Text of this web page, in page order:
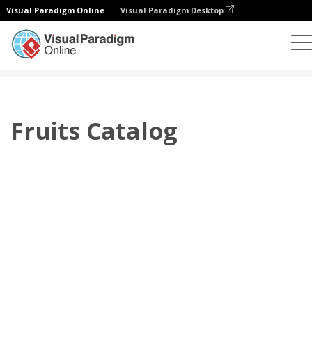
Visual Paradigm Online Visual Paradigm Desktop
Fruits Catalog